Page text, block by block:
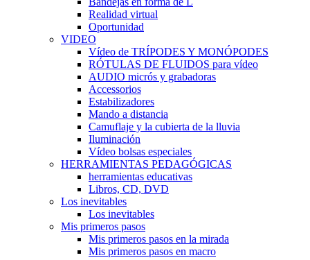
Realidad virtual
Oportunidad
VIDEO
Vídeo de TRÍPODES Y MONÓPODES
RÓTULAS DE FLUIDOS para vídeo
AUDIO micrós y grabadoras
Accessorios
Estabilizadores
Mando a distancia
Camuflaje y la cubierta de la lluvia
Iluminación
Vídeo bolsas especiales
HERRAMIENTAS PEDAGÓGICAS
herramientas educativas
Libros, CD, DVD
Los inevitables
Los inevitables
Mis primeros pasos
Mis primeros pasos en la mirada
Mis primeros pasos en macro